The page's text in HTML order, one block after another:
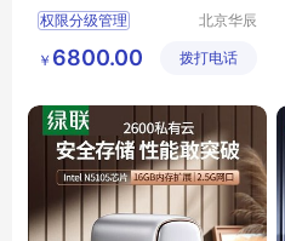
硬盘服务器 AI相册
权限分级管理
北京华辰
限公司
￥ 6800.00 拨打电话